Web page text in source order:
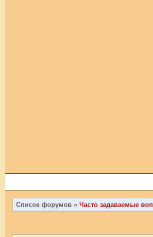
Список форумов » Часто задаваемые